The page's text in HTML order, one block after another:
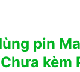
pin
kèm